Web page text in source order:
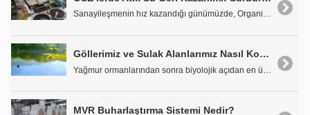
Sanayileşmenin hız kazandığı günümüzde, Organize S..
Göllerimiz ve Sulak Alanlarımız Nasıl Korunmalı ve Yönetilmeli?
MVR Buharlaştırma Sistemi Nedir?